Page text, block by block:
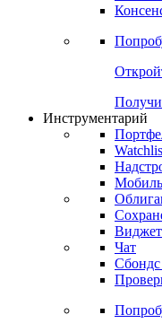
Прогнозы
Инструментарий
Чат